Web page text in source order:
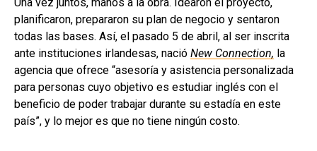
planificaron, prepararon su plan de negocio y sentaron
todas las bases. Así, el pasado 5 de abril, al ser inscrita
ante instituciones irlandesas, nació New Connection, la
agencia que ofrece “asesoría y asistencia personalizada
para personas cuyo objetivo es estudiar inglés con el
beneficio de poder trabajar durante su estadía en este
país”, y lo mejor es que no tiene ningún costo.